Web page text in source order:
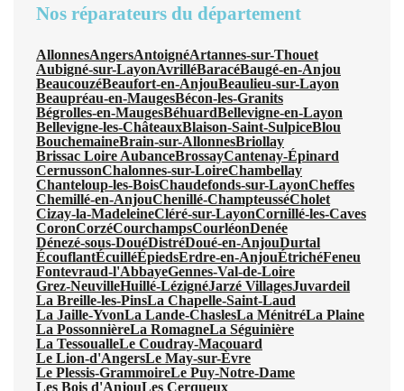
Nos réparateurs du département
AllonnesAngersAntoignéArtannes-sur-Thouet
Aubigné-sur-LayonAvrilléBaracéBaugé-en-Anjou
BeaucouzéBeaufort-en-AnjouBeaulieu-sur-Layon
Beaupréau-en-MaugesBécon-les-Granits
Bégrolles-en-MaugesBéhuardBellevigne-en-Layon
Bellevigne-les-ChâteauxBlaison-Saint-SulpiceBlou
BouchemaineBrain-sur-AllonnesBriollay
Brissac Loire AubanceBrossayCantenay-Épinard
CernussonChalonnes-sur-LoireChambellay
Chanteloup-les-BoisChaudefonds-sur-LayonCheffes
Chemillé-en-AnjouChenillé-ChampteusséCholet
Cizay-la-MadeleineCléré-sur-LayonCornillé-les-Caves
CoronCorzéCourchampsCourléonDenée
Dénezé-sous-DouéDistréDoué-en-AnjouDurtal
ÉcouflantÉcuilléÉpiedsErdre-en-AnjouÉtrichéFeneu
Fontevraud-l'AbbayeGennes-Val-de-Loire
Grez-NeuvilleHuillé-LézignéJarzé VillagesJuvardeil
La Breille-les-PinsLa Chapelle-Saint-Laud
La Jaille-YvonLa Lande-ChaslesLa MénitréLa Plaine
La PossonnièreLa RomagneLa Séguinière
La TessoualleLe Coudray-Macouard
Le Lion-d'AngersLe May-sur-Èvre
Le Plessis-GrammoireLe Puy-Notre-Dame
Les Bois d'AnjouLes Cerqueux